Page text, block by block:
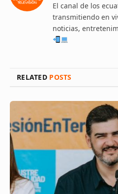
El canal de los
transmitiendo en
noticias,
RELATED POSTS